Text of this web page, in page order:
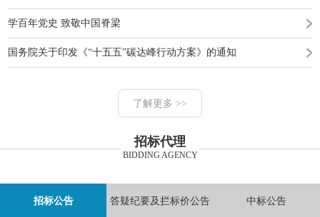
学百年党史 致敬中国脊梁
国务院关于印发《“十五五”碳达峰行动方案》的通知
了解更多 >>
招标代理
BIDDING AGENCY
招标公告 答疑纪要及拦标价公告 中标公告